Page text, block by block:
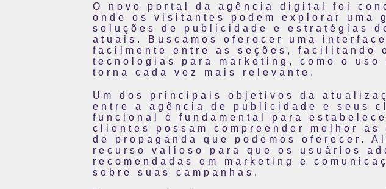
O novo portal da agência digital foi
onde os visitantes podem explorar
soluções de publicidade e estratégias
atuais. Buscamos oferecer uma
facilmente entre as seções, facilitando
tecnologias para marketing, como o
torna cada vez mais relevante.
Um dos principais objetivos da
entre a agência de publicidade e seus
funcional é fundamental para
clientes possam compreender melhor
de propaganda que podemos oferecer.
recurso valioso para que os usuários
recomendadas em marketing e
sobre suas campanhas.